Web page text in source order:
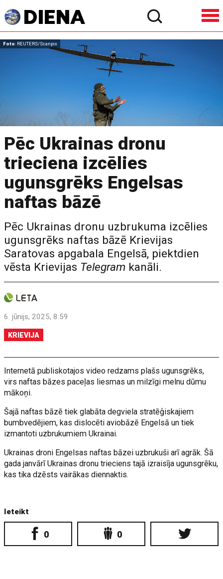
Foto: REUTERS/Scanpix
Pēc Ukrainas dronu
trieciena izcēlies
ugunsgrēks Engelsas
naftas bāzē
Pēc Ukrainas dronu uzbrukuma izcēlies
ugunsgrēks naftas bāzē Krievijas
Saratovas apgabala Engelsā, piektdien
vēsta Krievijas Telegram kanāli.
6. jūnijs, 2025, 8:59
KRIEVIJA
Internetā publiskotajos video redzams plašs ugunsgrēks,
virs naftas bāzes paceļas liesmas un milzīgi melnu dūmu
mākoņi.
Šajā naftas bāzē tiek glabāta degviela stratēģiskajiem
bumbvedējiem, kas dislocēti aviobāzē Engelsā un tiek
izmantoti uzbrukumiem Ukrainai.
Ukrainas droni Engelsas naftas bāzei uzbrukuši arī agrāk. Šā
gada janvārī Ukrainas dronu trieciens tajā izraisīja ugunsgrēku,
kas tika dzēsts vairākas diennaktis.
Ieteikt
0 0